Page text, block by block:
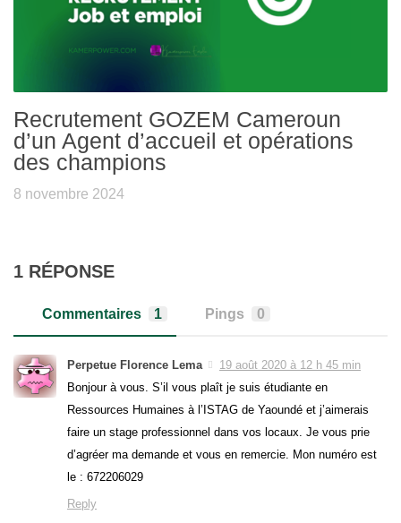
Recrutement GOZEM Cameroun
d’un Agent d’accueil et opérations
des champions
8 novembre 2024
1 RÉPONSE
Commentaires 1 Pings 0
Perpetue Florence Lema
19 août 2020 à 12 h 45 min
Bonjour à vous. S’il vous plaît je suis étudiante en
Ressources Humaines à l’ISTAG de Yaoundé et j’aimerais
faire un stage professionnel dans vos locaux. Je vous prie
d’agréer ma demande et vous en remercie. Mon numéro est
le : 672206029
Reply